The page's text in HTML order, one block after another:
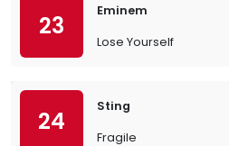
23
Eminem
Lose Yourself
24
Sting
Fragile